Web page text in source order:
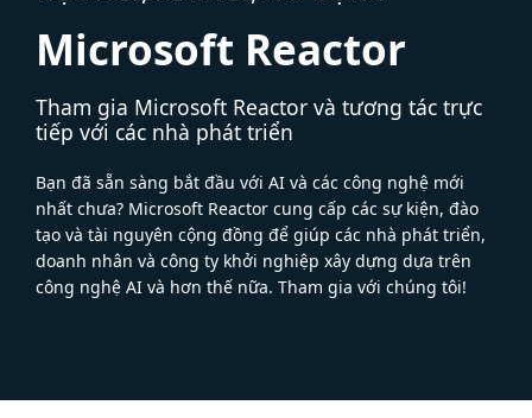
Microsoft Reactor
Tham gia Microsoft Reactor và tương tác trực
tiếp với các nhà phát triển
Bạn đã sẵn sàng bắt đầu với AI và các công nghệ mới
nhất chưa? Microsoft Reactor cung cấp các sự kiện, đào
tạo và tài nguyên cộng đồng để giúp các nhà phát triển,
doanh nhân và công ty khởi nghiệp xây dựng dựa trên
công nghệ AI và hơn thế nữa. Tham gia với chúng tôi!